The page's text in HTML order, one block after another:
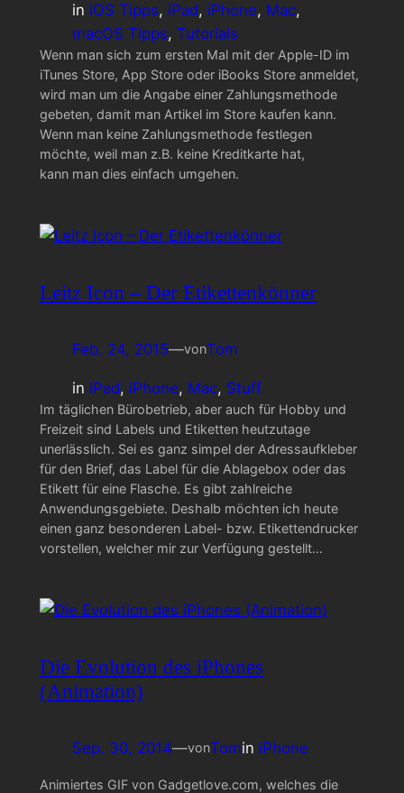
in iOS Tipps, iPad, iPhone, Mac
macOS Tipps, Tutorials
Wenn man sich zum ersten Mal mit der Apple-ID im
iTunes Store, App Store oder iBooks Store anmeldet,
wird man um die Angabe einer Zahlungsmethode
gebeten, damit man Artikel im Store kaufen kann.
Wenn man keine Zahlungsmethode festlegen
möchte, weil man z.B. keine Kreditkarte hat,
kann man dies einfach umgehen.
Leitz Icon – Der Etikettenkönner
Feb. 24, 2015—vonTom
in iPad, iPhone, Mac, Stuff
Im täglichen Bürobetrieb, aber auch für Hobby und
Freizeit sind Labels und Etiketten heutzutage
unerlässlich. Sei es ganz simpel der Adressaufkleber
für den Brief, das Label für die Ablagebox oder das
Etikett für eine Flasche. Es gibt zahlreiche
Anwendungsgebiete. Deshalb möchten ich heute
einen ganz besonderen Label- bzw. Etikettendrucker
vorstellen, welcher mir zur Verfügung gestellt…
Die Evolution des iPhones
(Animation)
Sep. 30, 2014—vonTomin iPhone
Animiertes GIF von Gadgetlove.com, welches die